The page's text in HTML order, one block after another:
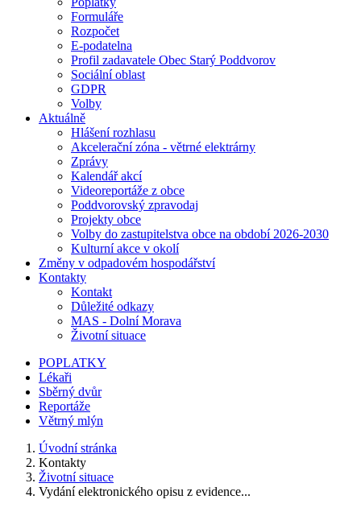
Formuláře
Rozpočet
E-podatelna
Profil zadavatele Obec Starý Poddvorov
Sociální oblast
GDPR
Volby
Aktuálně
Hlášení rozhlasu
Akcelerační zóna - větrné elektrárny
Zprávy
Kalendář akcí
Videoreportáže z obce
Poddvorovský zpravodaj
Projekty obce
Volby do zastupitelstva obce na období 2026-2030
Kulturní akce v okolí
Změny v odpadovém hospodářství
Kontakty
Kontakt
Důležité odkazy
MAS - Dolní Morava
Životní situace
POPLATKY
Lékaři
Sběrný dvůr
Reportáže
Větrný mlýn
Úvodní stránka
Kontakty
Životní situace
Vydání elektronického opisu z evidence...